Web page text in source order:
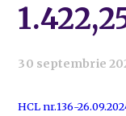
30 septembrie
HCL nr.136-